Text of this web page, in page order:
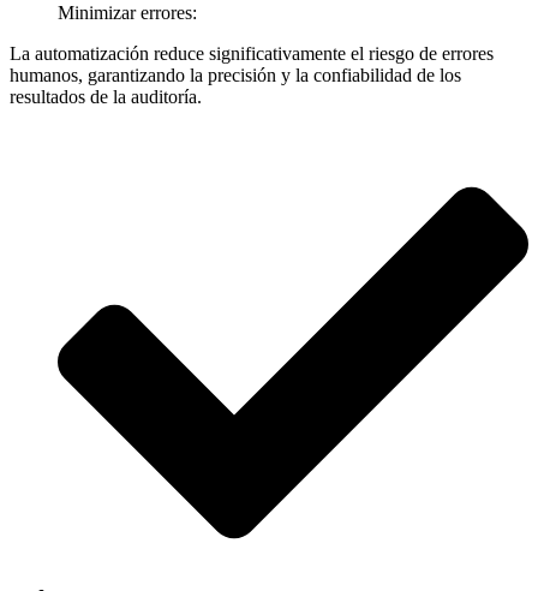
Minimizar errores:
La automatización reduce significativamente el riesgo de errores
humanos, garantizando la precisión y la confiabilidad de los
resultados de la auditoría.